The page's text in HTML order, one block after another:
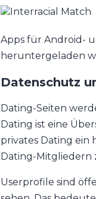
Apps für Android-
heruntergeladen
Datenschutz
Dating-Seiten
Dating ist eine
privates Dating ein
Dating-Mitgliedern
Userprofile sind